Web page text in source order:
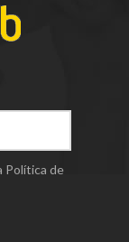
Política de